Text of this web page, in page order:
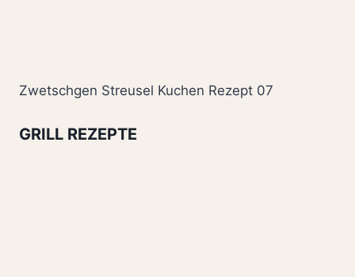
Zwetschgen Streusel Kuchen Rezept 07
GRILL REZEPTE